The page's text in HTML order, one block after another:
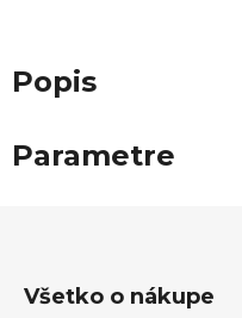
Popis
Parametre
Všetko o nákupe